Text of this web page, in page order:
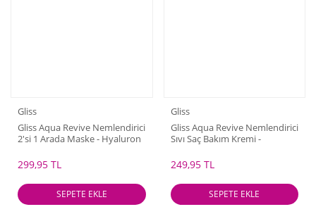
Gliss
Gliss Aqua Revive Nemlendirici
2'si 1 Arada Maske - Hyaluron
ml
299,95 TL
SEPETE EKLE
Gliss
Gliss Aqua Revive Nemlendirici
Sıvı Saç Bakım Kremi -
Özü ile 200 ml
249,95 TL
SEPETE EKLE